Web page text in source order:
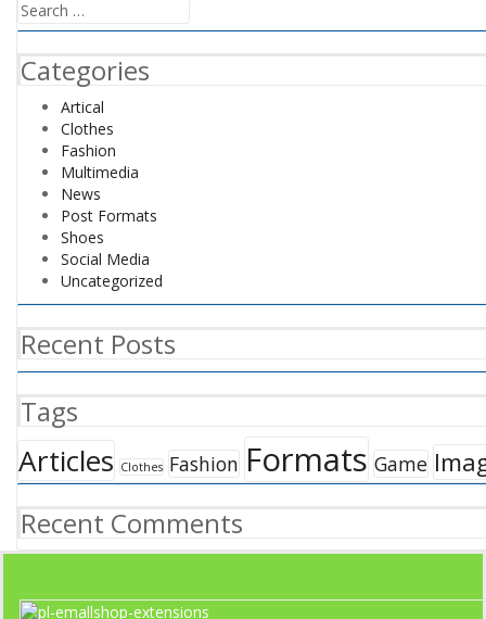
Search
for:
Categories
Artical
Clothes
Fashion
Multimedia
News
Post Formats
Shoes
Social Media
Uncategorized
Recent Posts
Tags
Articles Clothes Fashion Formats Game
Recent Comments